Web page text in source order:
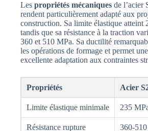
Les propriétés mécaniques de l’acier
rendent particulièrement adapté aux
construction. Sa limite élastique atteint
tandis que sa résistance à la traction
360 et 510 MPa. Sa ductilité
les opérations de formage et permet une
excellente adaptation aux contraintes
Propriétés Acier
Limite élastique minimale 235
Résistance rupture 360-